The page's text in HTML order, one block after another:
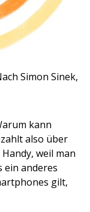
Simon Sinek,
kann
also über
weil man
ein anderes
gilt,